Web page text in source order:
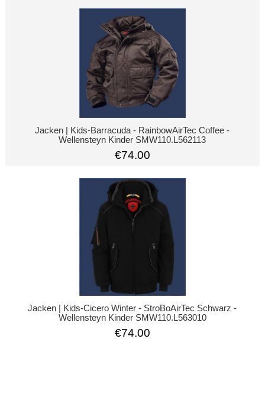
Jacken | Kids-Barracuda - RainbowAirTec Coffee -
Wellensteyn Kinder SMW110.L562113
€74.00
Jacken | Kids-Cicero Winter - StroBoAirTec Schwarz -
Wellensteyn Kinder SMW110.L563010
€74.00